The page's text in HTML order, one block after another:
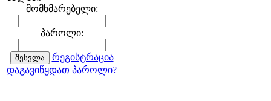
მომხმარებელი:
პაროლი:
რეგისტრაცია
დაგავიწყდათ პაროლი?